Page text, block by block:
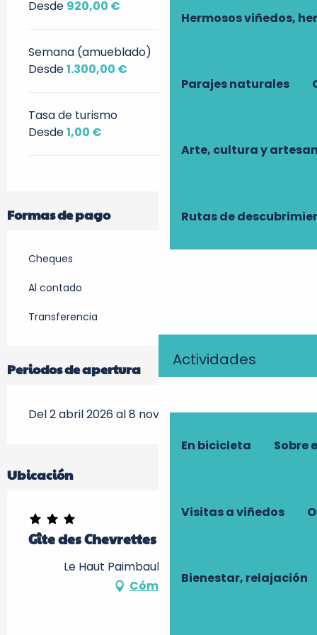
Hermosos viñedos,
Parajes naturales
Arte, cultura y
Rutas de
Actividades
En bicicleta Sobre
Visitas a viñedos
Bienestar, relajación
Desde 920,00 €
Semana (amueblado)
Desde1.300,00 €
Tasa de turismo
Desde1,00 €
Formas de pago
Cheques
Al contado
Transferencia
Periodos de apertura
Del 2 abril 2026 al 8 noviembre 2026
Ubicación
Gîte des Chevrettes : le Grand Gîte
Le Haut Paimbault, 37240 Bournan
Cómo llegar